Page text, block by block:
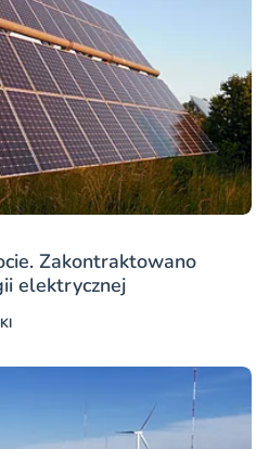
Zakontraktowano
elektrycznej